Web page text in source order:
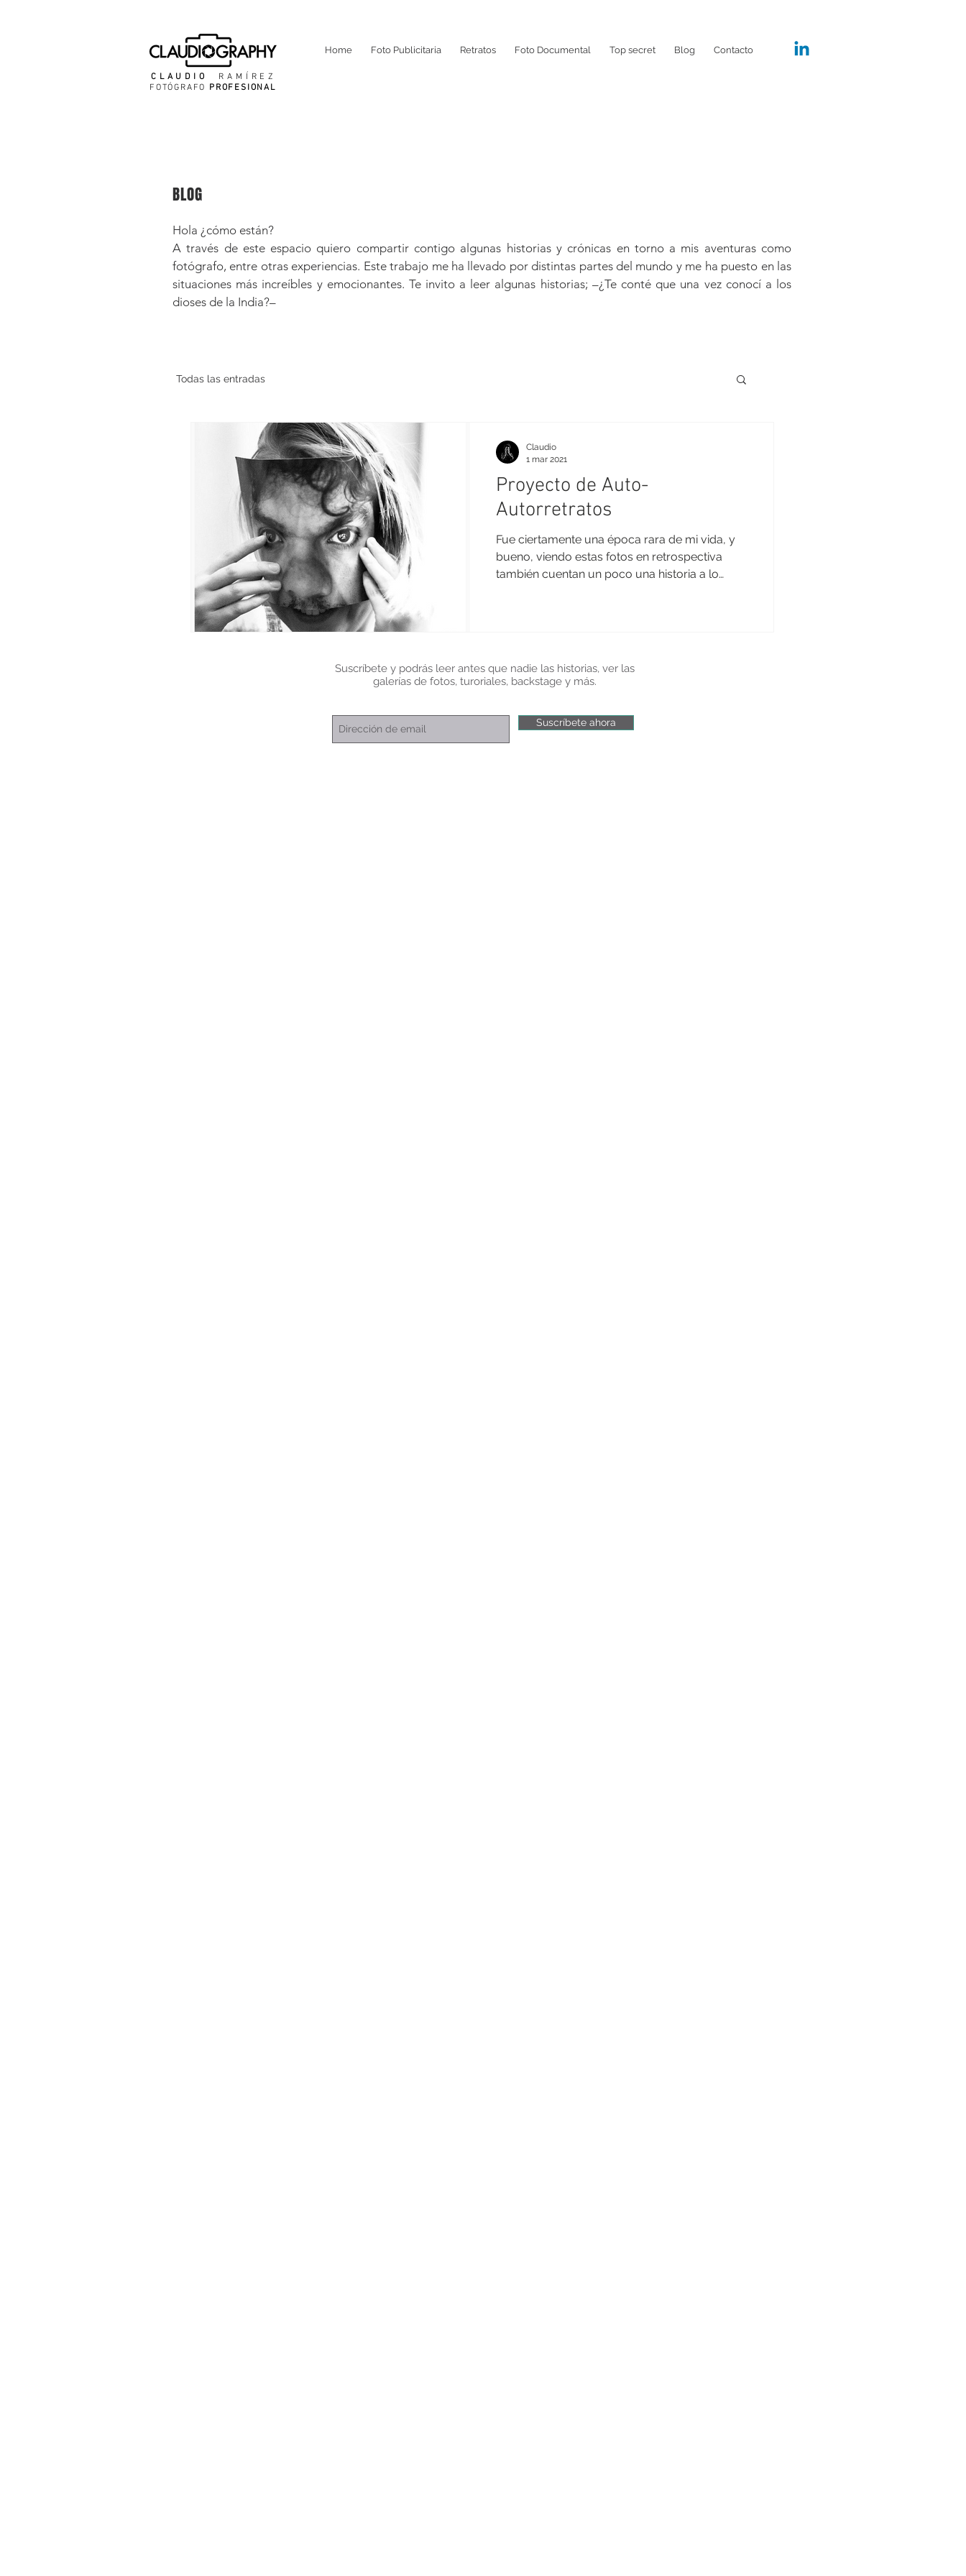
CLAUDIO RAMÍREZ
Home Foto Publicitaria Retratos Foto Documental Top secret Blog Contacto
FOTÓGRAFO PROFESIONAL
BLOG
Hola ¿cómo están?
A través de este espacio quiero compartir contigo algunas historias y crónicas en torno a mis aventuras como
fotógrafo, entre otras experiencias. Este trabajo me ha llevado por distintas partes del mundo y me ha puesto en las
situaciones más increíbles y emocionantes. Te invito a leer algunas historias; –¿Te conté que una vez conocí a los
dioses de la India?–
Todas las entradas
Proyecto de Auto-
Autorretratos
Fue ciertamente una época rara de mi vida, y
bueno, viendo estas fotos en retrospectiva
también cuentan un poco una historia a lo
Claudio
1 mar 2021
Suscríbete y podrás leer antes que nadie las historias, ver las
galerías de fotos, turoriales, backstage y más.
Suscríbete ahora